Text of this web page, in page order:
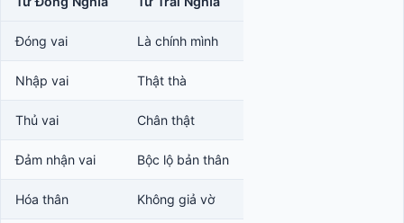
Đóng vai Là chính mình
Nhập vai Thật thà
Thủ vai Chân thật
Đảm nhận vai Bộc lộ bản thân
Hóa thân Không giả vờ